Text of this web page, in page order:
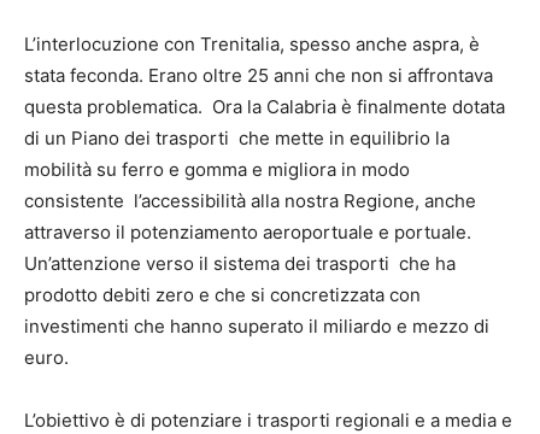
L’interlocuzione con Trenitalia, spesso anche aspra, è
stata feconda. Erano oltre 25 anni che non si affrontava
questa problematica. Ora la Calabria è finalmente dotata
di un Piano dei trasporti che mette in equilibrio la
mobilità su ferro e gomma e migliora in modo
consistente l’accessibilità alla nostra Regione, anche
attraverso il potenziamento aeroportuale e portuale.
Un’attenzione verso il sistema dei trasporti che ha
prodotto debiti zero e che si concretizzata con
investimenti che hanno superato il miliardo e mezzo di
euro.
L’obiettivo è di potenziare i trasporti regionali e a media e